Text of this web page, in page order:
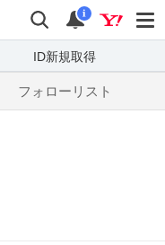
検索
通知
i
ID新規取得
フォローリスト